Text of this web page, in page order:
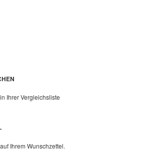
Ihrer Vergleichsliste
Ihrem Wunschzettel.